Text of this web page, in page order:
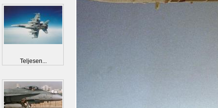
Teljesen...